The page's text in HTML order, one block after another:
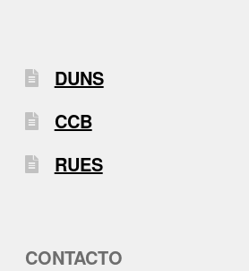
DUNS
CCB
RUES
CONTACTO